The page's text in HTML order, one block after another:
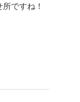
ですね！